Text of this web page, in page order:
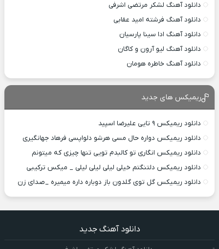
دانلود آهنگ لشکر مرتضی اشرفی
دانلود آهنگ فرشته امید عقابی
دانلود آهنگ ادا سینا پارسیان
دانلود آهنگ لیو آرون و کاگان
دانلود آهنگ خاطره هومان
ریمیکس های جدید
دانلود ریمیکس ۹ تایی علیرضا اسپید
دانلود ریمیکس دواره حال مسی هرشو دلواپسی فرهاد جهانگیری
دانلود ریمیکس انگاری تو کالبدم تویی تنها چیزی که میتونم
دانلود ریمیکس دلتنگتم خیلی لیلی لیلی لیلی _ میکس ترکیبی
دانلود ریمیکس گل توی گلدون باز دوباره داره میمیره _صدای زن
دانلود آهنگ جدید